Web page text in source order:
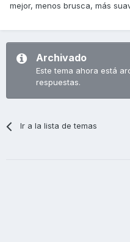
mejor, menos brusca, más
Archivado
Este tema ahora está
respuestas.
Ir a la lista de temas